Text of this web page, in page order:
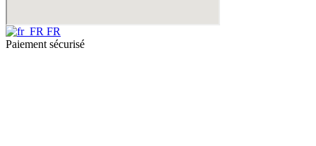
FR
Paiement sécurisé